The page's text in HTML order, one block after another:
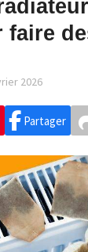
faire
2026
Partager